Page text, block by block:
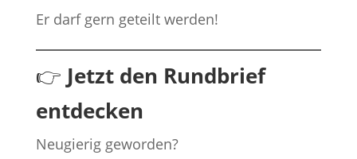
Er darf gern geteilt werden!
👉 Jetzt den Rundbrief
entdecken
Neugierig geworden?